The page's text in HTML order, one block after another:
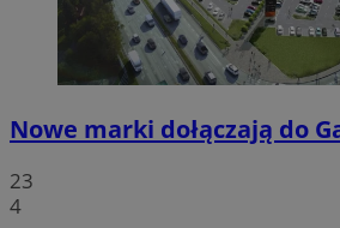
Nowe marki dołączają do
23
4